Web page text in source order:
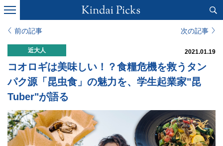
前の記事 次の記事
近大人 2021.01.19
コオロギは美味しい！？食糧危機を救うタン
パク源「昆虫食」の魅力を、学生起業家"昆
Tuber"が語る